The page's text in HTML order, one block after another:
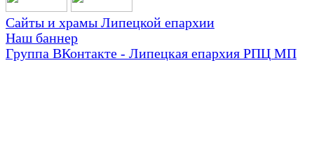
Сайты и храмы Липецкой епархии
Наш баннер
Группа ВКонтакте - Липецкая епархия РПЦ МП